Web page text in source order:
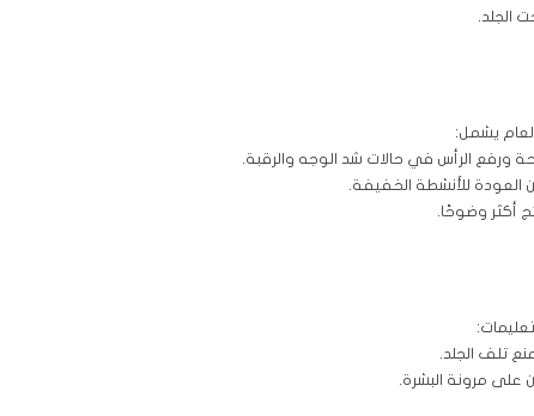
الجلد.
يشمل:
ورفع الرأس في حالات شد الوجه والرقبة.
العودة للأنشطة الخفيفة.
أكثر وضوحًا.
تلف الجلد.
على مرونة البشرة.